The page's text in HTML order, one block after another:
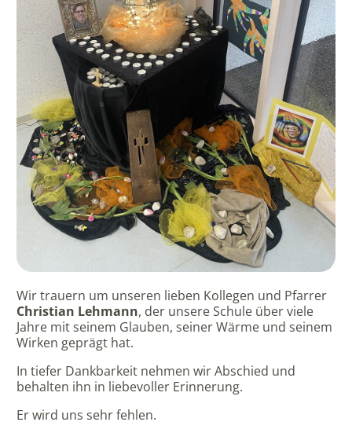
Wir trauern um unseren lieben Kollegen und Pfarrer
Christian Lehmann, der unsere Schule über viele
Jahre mit seinem Glauben, seiner Wärme und seinem
Wirken geprägt hat.
In tiefer Dankbarkeit nehmen wir Abschied und
behalten ihn in liebevoller Erinnerung.
Er wird uns sehr fehlen.